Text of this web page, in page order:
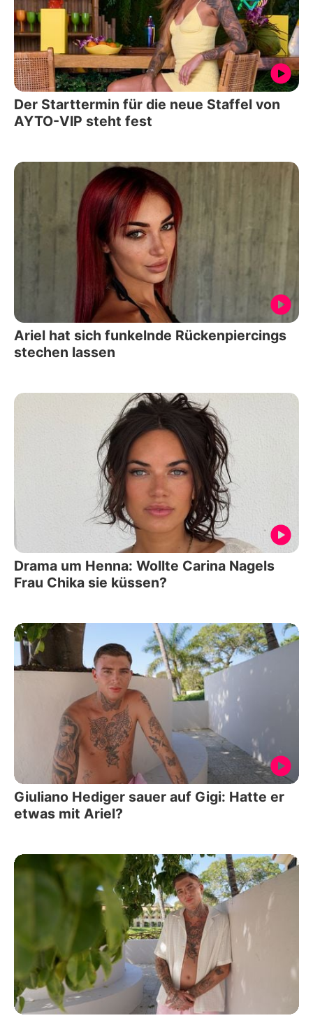
Der Starttermin für die neue Staffel von
AYTO-VIP steht fest
Ariel hat sich funkelnde Rückenpiercings
stechen lassen
Drama um Henna: Wollte Carina Nagels
Frau Chika sie küssen?
Giuliano Hediger sauer auf Gigi: Hatte er
etwas mit Ariel?